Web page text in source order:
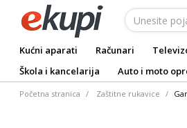
Kućni aparati Računari
Škola i kancelarija
Auto i moto
Početna stranica Zaštitne rukavice